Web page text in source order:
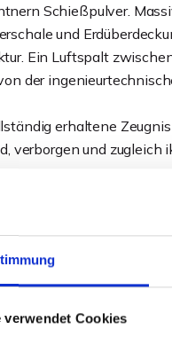
verwendet Cookies
Schießpulver.
und
Ein Luftspalt
der
erhaltene
verborgen und zugleich
der Sicherheit der
in das
gemacht - mit
weit über die